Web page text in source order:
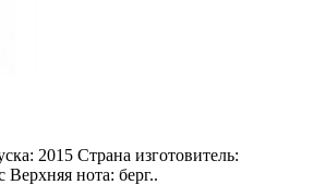
2015 Страна изготовитель:
нота: берг..